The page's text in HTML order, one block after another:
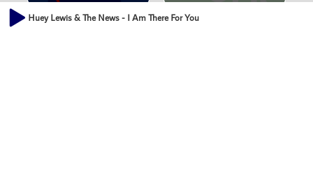
Huey Lewis & The News - I Am There For You